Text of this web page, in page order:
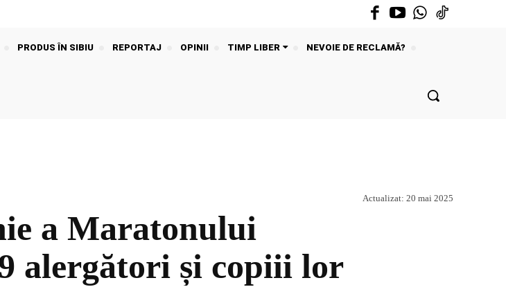
PRODUS ÎN SIBIU REPORTAJ OPINII TIMP LIBER
NEVOIE DE RECLAMĂ?
Actualizat: 20 mai 2025
a Maratonului
alergători și copiii lor